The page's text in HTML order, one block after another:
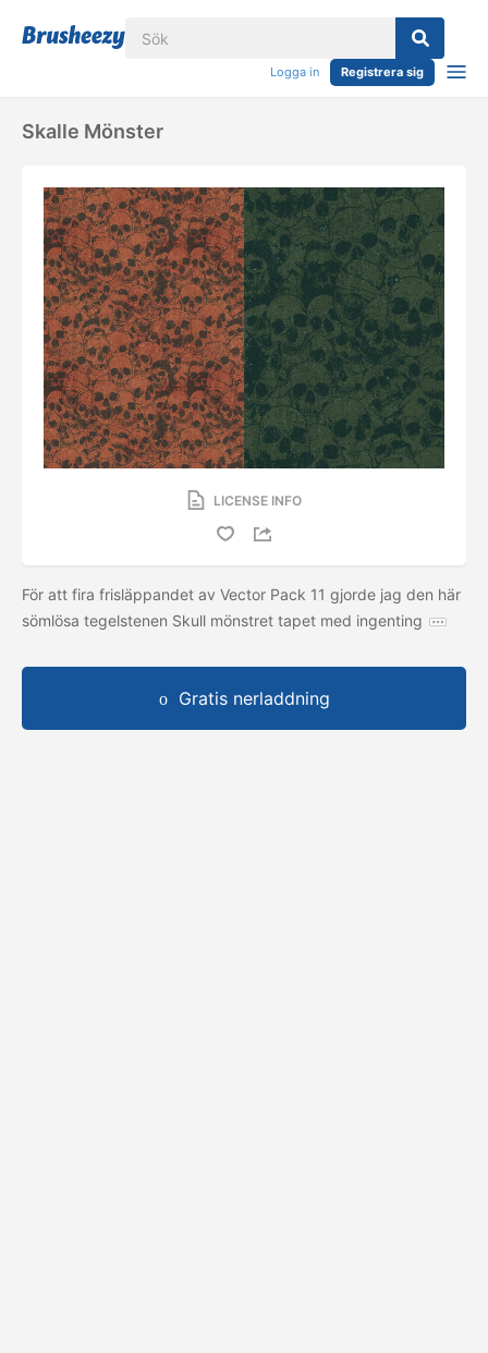
Logga in Registrera sig
Skalle Mönster
LICENSE INFO
För att fira frisläppandet av Vector Pack 11 gjorde jag den här
sömlösa tegelstenen Skull mönstret tapet med ingenting
Gratis nerladdning